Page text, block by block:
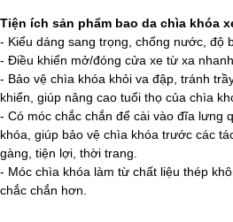
Tiện ích sản phẩm bao da chìa khóa
- Kiểu dáng sang trọng, chống nước, độ
- Điều khiển mở/đóng cửa xe từ xa nhanh
- Bảo vệ chìa khóa khỏi va đập, tránh
khiển, giúp nâng cao tuổi thọ của chìa
- Có móc chắc chắn để cài vào đĩa lưng
khóa, giúp bảo vệ chìa khóa trước các
gàng, tiện lợi, thời trang.
- Móc chìa khóa làm từ chất liệu thép
chắc chắn hơn.